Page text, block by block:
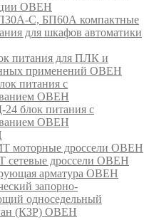
ОВЕН
С, БП60А компактные
для шкафов автоматики
питания для ПЛК и
применений ОВЕН
питания с
ОВЕН
блок питания с
ОВЕН
моторные дроссели ОВЕН
дроссели ОВЕН
арматура ОВЕН
запорно-
односедельный
(КЗР) ОВЕН